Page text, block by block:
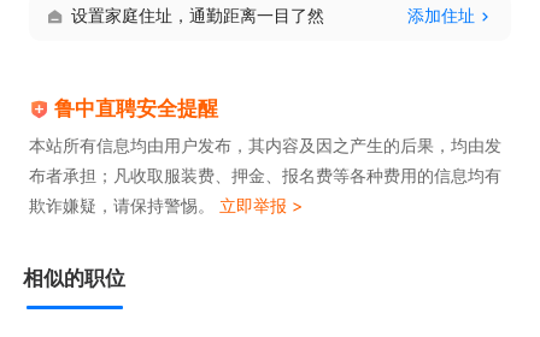
设置家庭住址，通勤距离一目了然 添加住址
鲁中直聘安全提醒
本站所有信息均由用户发布，其内容及因之产生的后果，均由发
布者承担；凡收取服装费、押金、报名费等各种费用的信息均有
欺诈嫌疑，请保持警惕。 立即举报 >
相似的职位